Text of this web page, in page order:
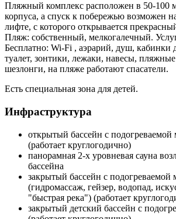
Пляжный комплекс расположен в 50-100
корпуса, а спуск к побережью возможен
лифте, с которого открывается
Пляж: собственный, мелкогалечный.
Бесплатно: Wi-Fi , аэрарий, душ, кабинки
туалет, зонтики, лежаки, навесы,
шезлонги, на пляже работают спасатели.
Есть специальная зона для детей.
Инфраструктура
открытый бассейн с подогреваемой
(работает круглогодично)
панорамная 2-х уровневая сауна
бассейна
закрытый бассейн с подогреваемой
(гидромассаж, гейзер, водопад,
"быстрая река") (работает
закрытый детский бассейн с